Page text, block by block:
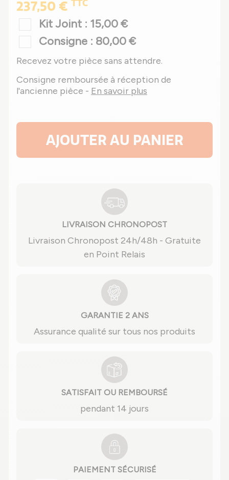
237,50 € TTC
Kit Joint : 15,00 €
Consigne : 80,00 €
Recevez votre pièce sans attendre.
Consigne remboursée à réception de
l'ancienne pièce - En savoir plus
AJOUTER AU PANIER
LIVRAISON CHRONOPOST
Livraison Chronopost 24h/48h - Gratuite
en Point Relais
GARANTIE 2 ANS
Assurance qualité sur tous nos produits
SATISFAIT OU REMBOURSÉ
pendant 14 jours
PAIEMENT SÉCURISÉ